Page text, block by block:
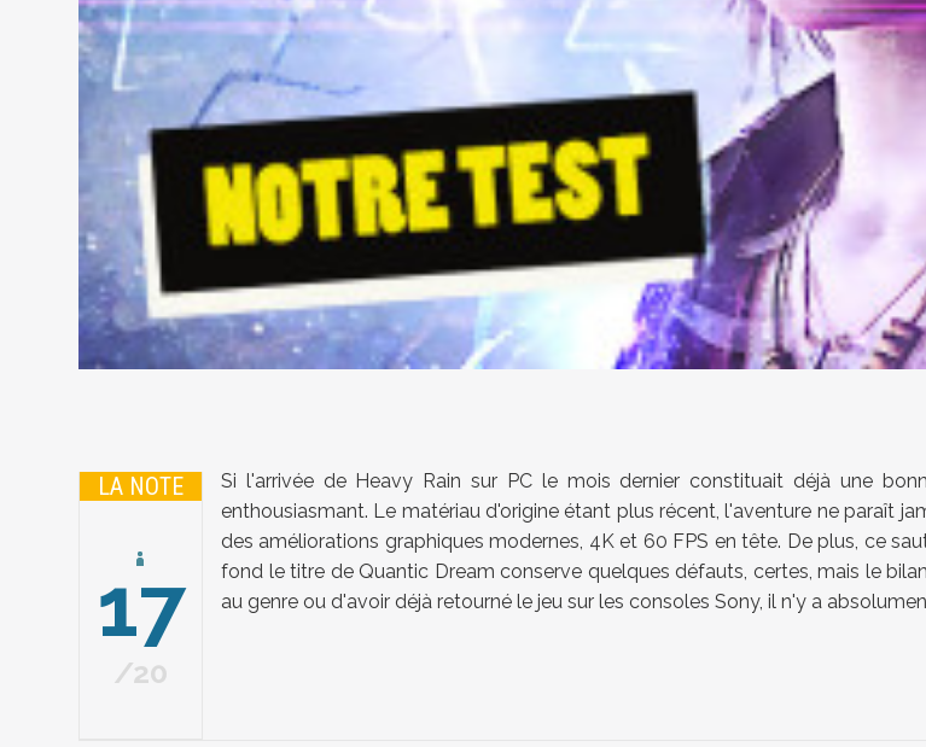
LA NOTE
17
20
Si l'arrivée de Heavy Rain sur PC le mois dernier constituait déjà une
enthousiasmant. Le matériau d'origine étant plus récent, l'aventure ne paraît
des améliorations graphiques modernes, 4K et 60 FPS en tête. De plus, ce
fond le titre de Quantic Dream conserve quelques défauts, certes, mais le
au genre ou d'avoir déjà retourné le jeu sur les consoles Sony, il n'y a